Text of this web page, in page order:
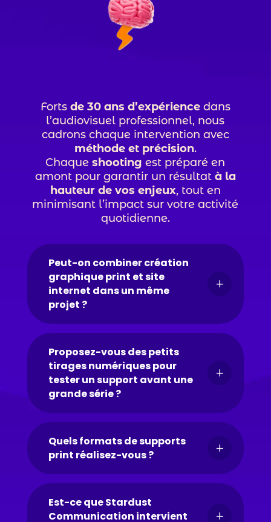
Forts de 30 ans d’expériencedans
l’audiovisuel professionnel, nous
cadrons chaque intervention avec
méthode et précision.
Chaqueshooting est préparé en
amont pour garantir un résultatà la
hauteur de vos enjeux, tout en
minimisant l’impact sur votre activité
quotidienne.
L
Peut-on combiner création
graphique print et site
internet dans un même
projet ?
L
Proposez-vous des petits
tirages numériques pour
tester un support avant une
grande série ?
L
Quels formats de supports
print réalisez-vous ?
L
Est-ce que Stardust
Communication intervient